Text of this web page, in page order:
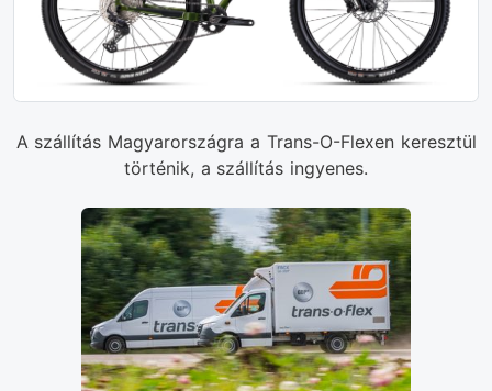
A szállítás Magyarországra a Trans-O-Flexen keresztül
történik, a szállítás ingyenes.